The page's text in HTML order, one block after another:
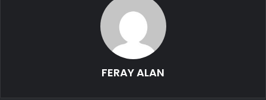
FERAY ALAN